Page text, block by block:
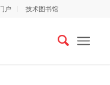
户 技术图书馆